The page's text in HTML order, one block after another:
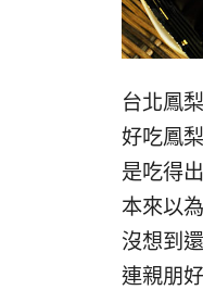
台北鳳
好吃鳳
是吃得
本來以
沒想到
連親朋